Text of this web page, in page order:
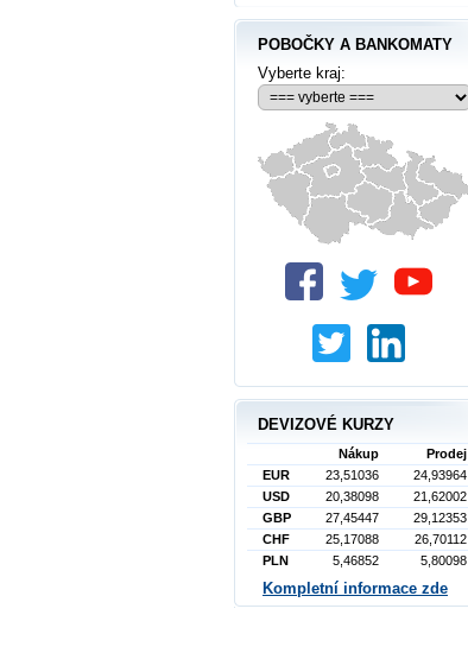
POBOČKY A BANKOMATY
Vyberte kraj:
DEVIZOVÉ KURZY
Nákup
Prodej
EUR
23,51036
24,93964
USD
20,38098
21,62002
GBP
27,45447
29,12353
CHF
25,17088
26,70112
PLN
5,46852 5,80098
Kompletní informace zde